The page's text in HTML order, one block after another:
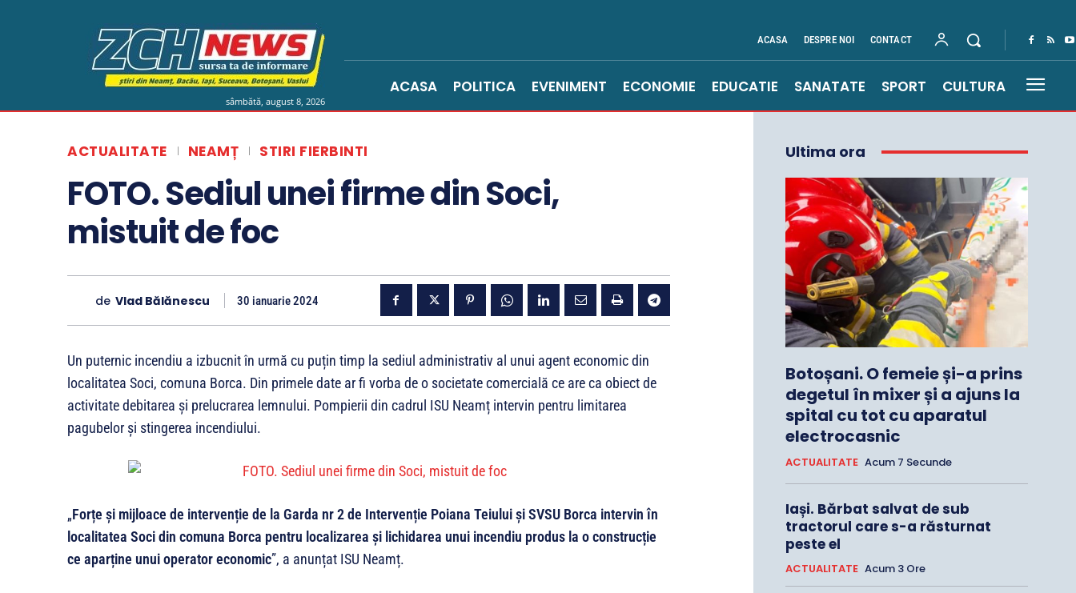
sâmbătă, august 8, 2026
ACASA DESPRE NOI CONTACT
ACASA POLITICA EVENIMENT ECONOMIE EDUCATIE SANATATE SPORT CULTURA
ACTUALITATE NEAMȚ STIRI FIERBINTI
FOTO. Sediul unei firme din Soci,
mistuit de foc
de Vlad Bălănescu 30 ianuarie 2024
Un puternic incendiu a izbucnit în urmă cu puțin timp la sediul administrativ al unui agent economic din
localitatea Soci, comuna Borca. Din primele date ar fi vorba de o societate comercială ce are ca obiect de
activitate debitarea și prelucrarea lemnului. Pompierii din cadrul ISU Neamț intervin pentru limitarea
pagubelor și stingerea incendiului.
„Forțe și mijloace de intervenție de la Garda nr 2 de Intervenție Poiana Teiului și SVSU Borca intervin în
localitatea Soci din comuna Borca pentru localizarea și lichidarea unui incendiu produs la o construcție
ce aparține unui operator economic”, a anunțat ISU Neamț.
Ultima ora
Botoșani. O femeie și-a prins
degetul în mixer și a ajuns la
spital cu tot cu aparatul
electrocasnic
ACTUALITATE Acum 7 Secunde
Iași. Bărbat salvat de sub
tractorul care s-a răsturnat
peste el
ACTUALITATE Acum 3 Ore